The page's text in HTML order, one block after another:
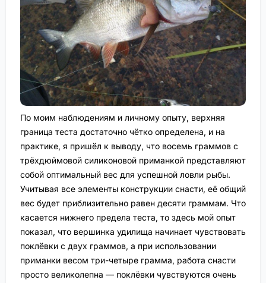
По моим наблюдениям и личному опыту, верхняя
граница теста достаточно чётко определена, и на
практике, я пришёл к выводу, что восемь граммов с
трёхдюймовой силиконовой приманкой представляют
собой оптимальный вес для успешной ловли рыбы.
Учитывая все элементы конструкции снасти, её общий
вес будет приблизительно равен десяти граммам. Что
касается нижнего предела теста, то здесь мой опыт
показал, что вершинка удилища начинает чувствовать
поклёвки с двух граммов, а при использовании
приманки весом три-четыре грамма, работа снасти
просто великолепна — поклёвки чувствуются очень